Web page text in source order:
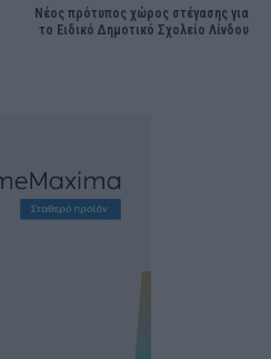
Νέος πρότυπος χώρος στέγασης για
το Ειδικό Δημοτικό Σχολείο Λίνδου